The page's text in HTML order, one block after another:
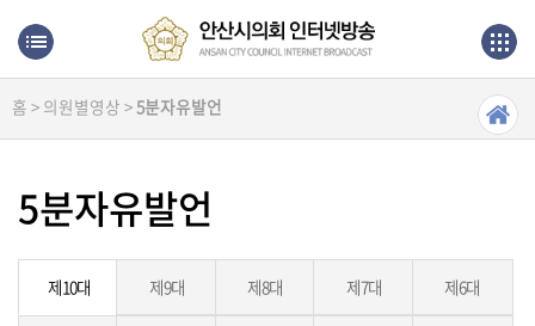
본문으로 바로가기
메인메뉴 바로가기
생
방
본
회
의
홈 > 의원별영상 >5분자유발언
5분자유발언
제10대 제9대 제8대 제7대 제6대